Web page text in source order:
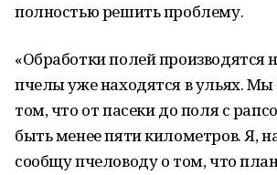
полностью решить проблему.
«Обработки полей производятся
пчелы уже находятся в ульях. Мы
том, что от пасеки до поля с
быть менее пяти километров. Я,
сообщу пчеловоду о том, что